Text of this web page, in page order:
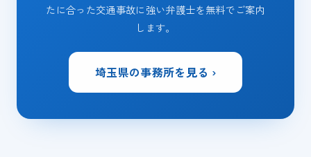
たに合った交通事故に強い弁護士を無料でご案内
します。
埼玉県の事務所を見る ›